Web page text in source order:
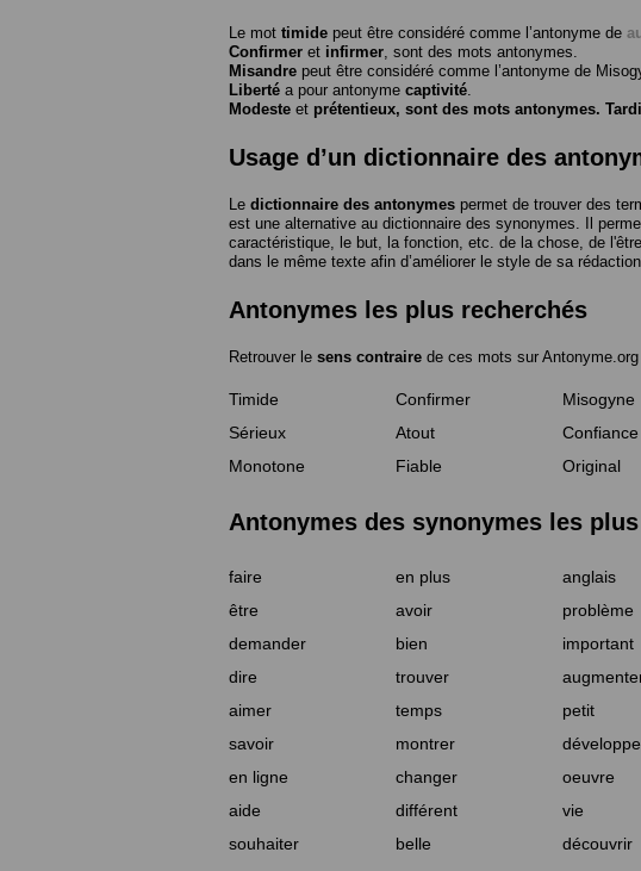
Le mot timide peut être considéré comme l’antonyme de
Confirmer et infirmer , sont des mots antonymes.
Misandre peut être considéré comme l’antonyme de
Liberté a pour antonyme captivité
Modeste et prétentieux, sont des mots antonymes.
Usage d’un dictionnaire des
Le dictionnaire des antonymes permet de trouver des
est une alternative au dictionnaire des synonymes. Il
caractéristique, le but, la fonction, etc. de la chose, de
dans le même texte afin d’améliorer le style de sa rédaction.
Antonymes les plus recherchés
Retrouver le sens contraire de ces mots sur Antonyme.org
Timide Confirmer Misogyne
Sérieux
Atout Confiance
Monotone
Fiable Original
Antonymes des synonymes les
faire en plus anglais
être
avoir problème
demander
bien important
dire
trouver
aimer
temps petit
savoir
montrer
en ligne
changer oeuvre
aide
différent vie
souhaiter
belle découvrir